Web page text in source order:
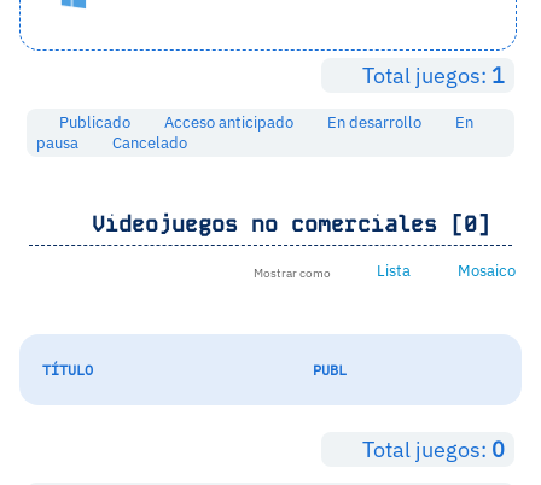
Total juegos: 1
Publicado Acceso anticipado En desarrollo
En
pausa
Cancelado
Videojuegos no comerciales [0]
Mostrar como Lista Mosaico
TÍTULO PUBL
Total juegos: 0